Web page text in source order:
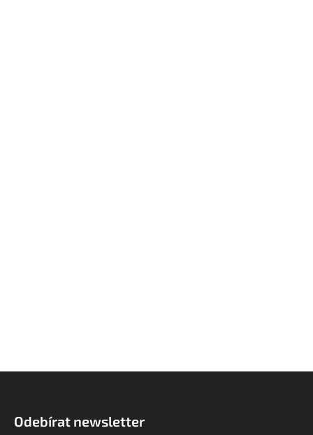
Odebírat newsletter